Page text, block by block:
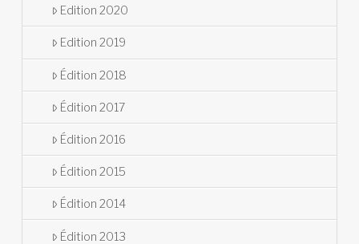
Edition 2020
Edition 2019
Édition 2018
Édition 2017
Édition 2016
Édition 2015
Édition 2014
Édition 2013